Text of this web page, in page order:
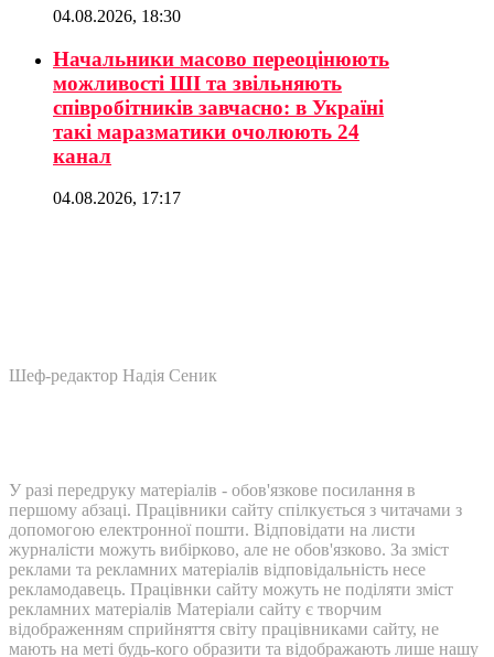
04.08.2026, 18:30
Начальники масово переоцінюють
можливості ШІ та звільняють
співробітників завчасно: в Україні
такі маразматики очолюють 24
канал
04.08.2026, 17:17
Шеф-редактор Надія Сеник
У разі передруку матеріалів - обов'язкове посилання в
першому абзаці. Працівники сайту спілкується з читачами з
допомогою електронної пошти. Відповідати на листи
журналісти можуть вибірково, але не обов'язково. За зміст
реклами та рекламних матеріалів відповідальність несе
рекламодавець. Працівнки сайту можуть не поділяти зміст
рекламних матеріалів Матеріали сайту є творчим
відображенням сприйняття світу працівниками сайту, не
мають на меті будь-кого образити та відображають лише нашу